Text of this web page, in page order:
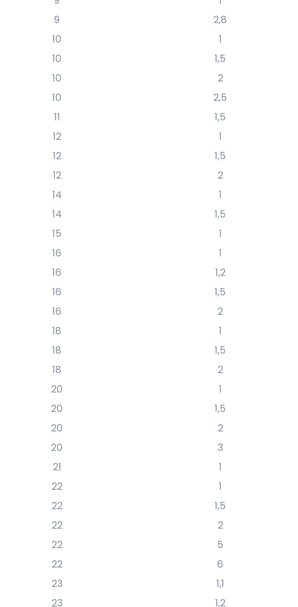
9 2,8
10 1
10 1,5
10 2
10 2,5
11 1,5
12 1
12 1,5
12 2
14 1
14 1,5
15 1
16 1
16 1,2
16 1,5
16 2
18 1
18 1,5
18 2
20 1
20 1,5
20 2
20 3
21 1
22 1
22 1,5
22 2
22 5
22 6
23 1,1
23 1,2